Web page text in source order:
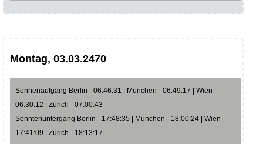
Montag, 03.03.2470
Sonnenaufgang Berlin - 06:46:31 | München - 06:49:17 | Wien -
06:30:12 | Zürich - 07:00:43
Sonntenuntergang Berlin - 17:48:35 | München - 18:00:24 | Wien -
17:41:09 | Zürich - 18:13:17